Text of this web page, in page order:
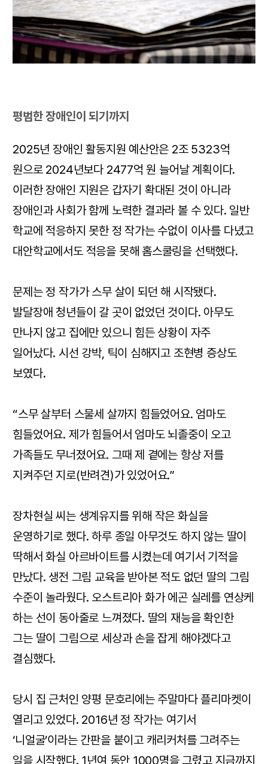
평범한 장애인이 되기까지
2025년 장애인 활동지원 예산안은 2조 5323억
원으로 2024년보다 2477억 원 늘어날 계획이다.
이러한 장애인 지원은 갑자기 확대된 것이 아니라
장애인과 사회가 함께 노력한 결과라 볼 수 있다. 일반
학교에 적응하지 못한 정 작가는 수없이 이사를 다녔고
대안학교에서도 적응을 못해 홈스쿨링을 선택했다.
문제는 정 작가가 스무 살이 되던 해 시작됐다.
발달장애 청년들이 갈 곳이 없었던 것이다. 아무도
만나지 않고 집에만 있으니 힘든 상황이 자주
일어났다. 시선 강박, 틱이 심해지고 조현병 증상도
보였다.
“스무 살부터 스물세 살까지 힘들었어요. 엄마도
힘들었어요. 제가 힘들어서 엄마도 뇌졸중이 오고
가족들도 무너졌어요. 그때 제 곁에는 항상 저를
지켜주던 지로(반려견)가 있었어요.”
장차현실 씨는 생계유지를 위해 작은 화실을
운영하기로 했다. 하루 종일 아무것도 하지 않는 딸이
딱해서 화실 아르바이트를 시켰는데 여기서 기적을
만났다. 생전 그림 교육을 받아본 적도 없던 딸의 그림
수준이 놀라웠다. 오스트리아 화가 에곤 실레를 연상케
하는 선이 동아줄로 느껴졌다. 딸의 재능을 확인한
그는 딸이 그림으로 세상과 손을 잡게 해야겠다고
결심했다.
당시 집 근처인 양평 문호리에는 주말마다 플리마켓이
열리고 있었다. 2016년 정 작가는 여기서
‘니얼굴’이라는 간판을 붙이고 캐리커처를 그려주는
일을 시작했다. 1년여 동안 1000명을 그렸고 지금까지